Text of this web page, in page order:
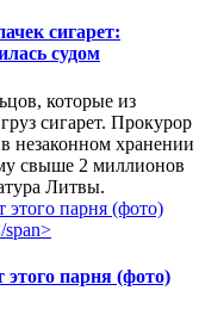
сигарет:
судом
которые из
сигарет. Прокурор
незаконном хранении
свыше 2 миллионов
Литвы.
парня (фото)